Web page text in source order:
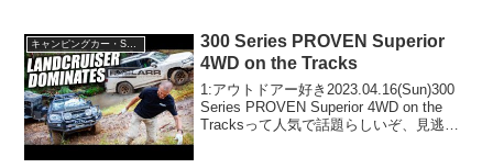
ンバージョン！車中泊や道の駅巡りに...
300 Series PROVEN Superior
4WD on the Tracks
1:アウトドアー好き2023.04.16(Sun)300
Series PROVEN Superior 4WD on the
Tracksって人気で話題らしいぞ、見逃さ